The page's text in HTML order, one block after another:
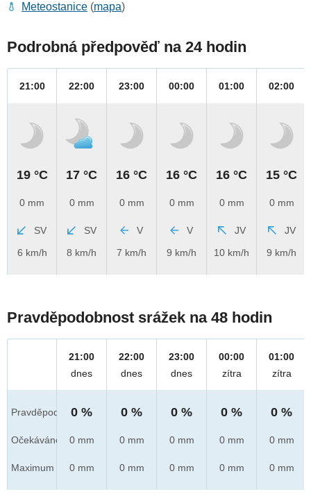
Meteostanice (mapa)
Podrobná předpověď na 24 hodin
21:00
19 °C
0 mm
SV
6 km/h
22:00
17 °C
0 mm
SV
8 km/h
23:00
16 °C
0 mm
V
7 km/h
00:00
16 °C
0 mm
V
9 km/h
01:00
16 °C
0 mm
JV
10 km/h
02:00
15 °C
0 mm
JV
9 km/h
Pravděpodobnost srážek na 48 hodin
Pravděpod.
Očekáváno
Maximum
21:00
dnes
0 %
0 mm
0 mm
22:00
dnes
0 %
0 mm
0 mm
23:00
dnes
0 %
0 mm
0 mm
00:00
zítra
0 %
0 mm
0 mm
01:00
zítra
0 %
0 mm
0 mm